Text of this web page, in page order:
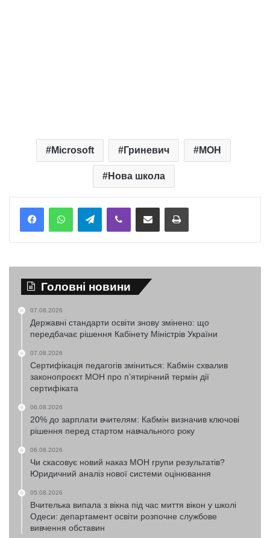
Microsoft Гриневич МОН
Нова школа
TelegramViber Надіслати електронною поштоюНадрукувати
Головні новини
07.08.2026
Державні стандарти освіти знову змінено: що
передбачає рішення Кабінету Міністрів України
07.08.2026
Сертифікація педагогів зміниться: Кабмін схвалив
законопроєкт МОН про п’ятирічний термін дії
сертифіката
06.08.2026
20% до зарплати вчителям: Кабмін визначив ключові
рішення перед стартом навчального року
06.08.2026
Чи скасовує новий наказ МОН групи результатів?
Юридичний аналіз нової системи оцінювання
05.08.2026
Вчителька випала з вікна під час миття вікон у школі
Одеси: департамент освіти розпочне службове
вивчення обставин